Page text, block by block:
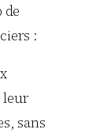
de
:
leur
sans